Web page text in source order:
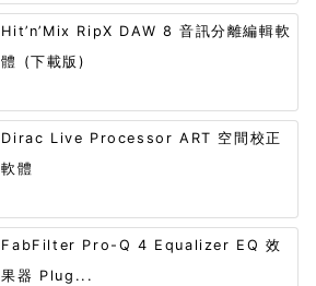
Hit’n’Mix RipX DAW 8 音訊分離編輯軟
體 (下載版)
Dirac Live Processor ART 空間校正
軟體
FabFilter Pro-Q 4 Equalizer EQ 效
果器 Plug...